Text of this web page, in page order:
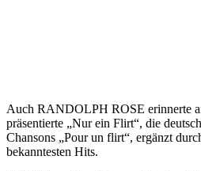
Auch RANDOLPH ROSE erinnerte
präsentierte „Nur ein Flirt“, die
Chansons „Pour un flirt“, ergänzt
bekanntesten Hits.